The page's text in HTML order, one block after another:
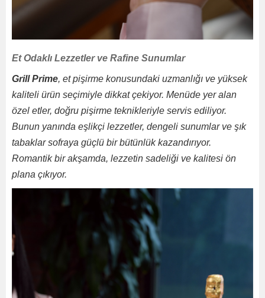
Et Odaklı Lezzetler ve Rafine Sunumlar
Grill Prime, et pişirme konusundaki uzmanlığı ve yüksek
kaliteli ürün seçimiyle dikkat çekiyor. Menüde yer alan
özel etler, doğru pişirme teknikleriyle servis ediliyor.
Bunun yanında eşlikçi lezzetler, dengeli sunumlar ve şık
tabaklar sofraya güçlü bir bütünlük kazandırıyor.
Romantik bir akşamda, lezzetin sadeliği ve kalitesi ön
plana çıkıyor.